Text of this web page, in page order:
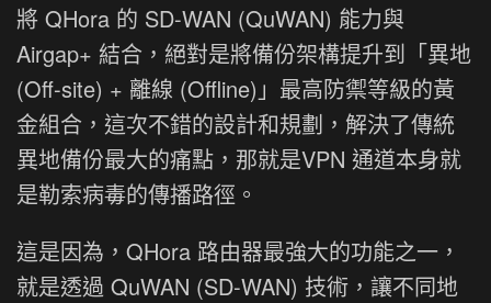
將 QHora 的 SD-WAN (QuWAN) 能力與
Airgap+ 結合，絕對是將備份架構提升到「異地
(Off-site) + 離線 (Offline)」最高防禦等級的黃
金組合，這次不錯的設計和規劃，解決了傳統
異地備份最大的痛點，那就是VPN 通道本身就
是勒索病毒的傳播路徑。
這是因為，QHora 路由器最強大的功能之一，
就是透過 QuWAN (SD-WAN) 技術，讓不同地